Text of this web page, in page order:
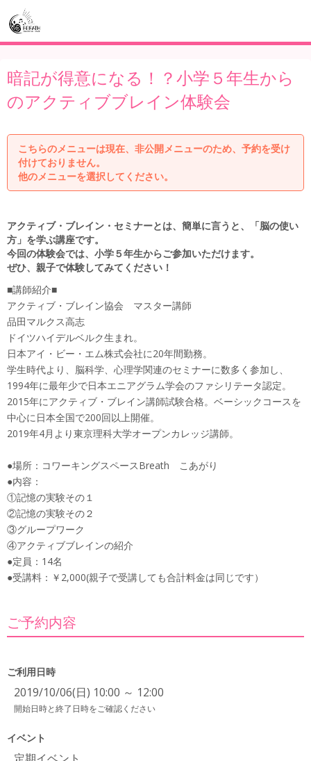
暗記が得意になる！？小学５年生から
のアクティブブレイン体験会
こちらのメニューは現在、非公開メニューのため、予約を受け
付けておりません。
他のメニューを選択してください。
アクティブ・ブレイン・セミナーとは、簡単に言うと、「脳の使い
方」を学ぶ講座です。
今回の体験会では、小学５年生からご参加いただけます。
ぜひ、親子で体験してみてください！
■講師紹介■
アクティブ・ブレイン協会 マスター講師
品田マルクス高志
ドイツハイデルベルク生まれ。
日本アイ・ビー・エム株式会社に20年間勤務。
学生時代より、脳科学、心理学関連のセミナーに数多く参加し、
1994年に最年少で日本エニアグラム学会のファシリテータ認定。
2015年にアクティブ・ブレイン講師試験合格。ベーシックコースを
中心に日本全国で200回以上開催。
2019年4月より東京理科大学オープンカレッジ講師。
●場所：コワーキングスペースBreath こあがり
●内容：
①記憶の実験その１
②記憶の実験その２
③グループワーク
④アクティブブレインの紹介
●定員：14名
●受講料：￥2,000(親子で受講しても合計料金は同じです）
ご予約内容
ご利用日時
2019/10/06(日) 10:00 ～ 12:00
開始日時と終了日時をご確認ください
イベント